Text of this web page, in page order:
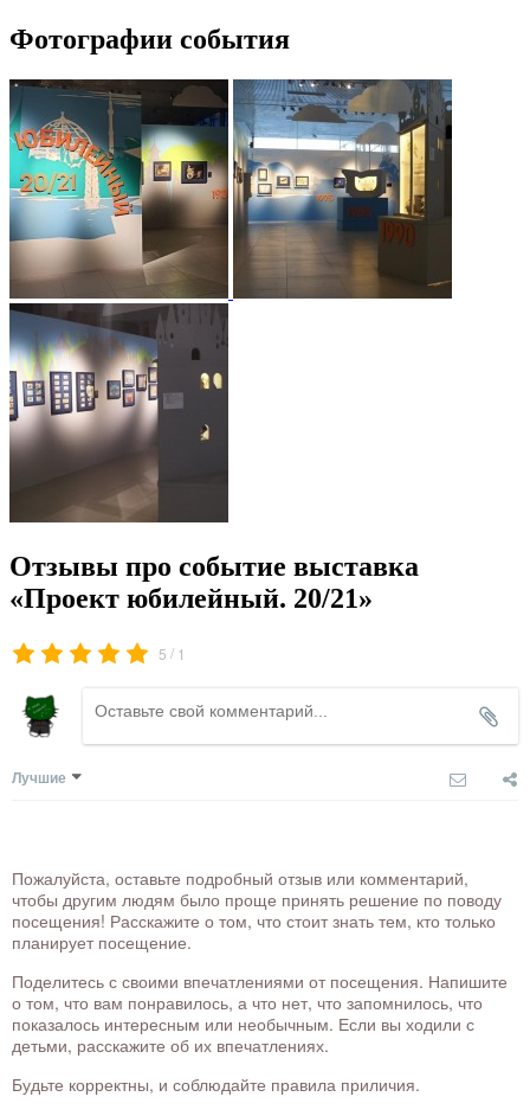
Фотографии события
Отзывы про событие выставка
«Проект юбилейный. 20/21»
5 / 1
Лучшие
Пожалуйста, оставьте подробный отзыв или комментарий,
чтобы другим людям было проще принять решение по поводу
посещения! Расскажите о том, что стоит знать тем, кто только
планирует посещение.
Поделитесь с своими впечатлениями от посещения. Напишите
о том, что вам понравилось, а что нет, что запомнилось, что
показалось интересным или необычным. Если вы ходили с
детьми, расскажите об их впечатлениях.
Будьте корректны, и соблюдайте правила приличия.